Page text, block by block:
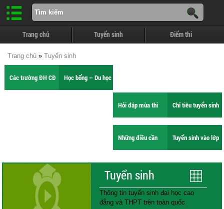
Trang chủ Tuyển sinh Điểm thi
Trang chủ » Tuyển sinh
Các trường ĐH CĐ Học bổng – Du học
Hỏi đáp mùa thi Chỉ tiêu tuyển sinh
Những điều cần
biết
Tuyển sinh vào lớp
10
Tuyển sinh
Thông tin tuyển sinh đại học cao
đẳng và THPT trên toàn quốc